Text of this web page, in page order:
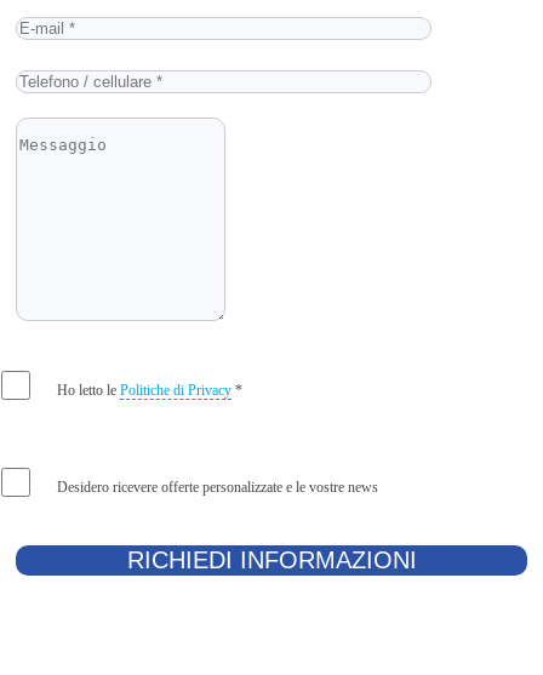
Ho letto le Politiche di Privacy *
Desidero ricevere offerte personalizzate e le vostre news